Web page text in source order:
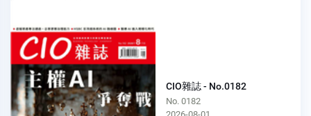
CIO雜誌 - No.0182
No. 0182